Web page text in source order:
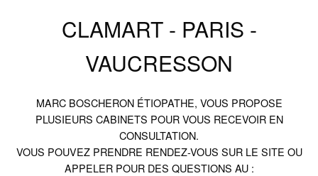
CLAMART - PARIS -
VAUCRESSON
MARC BOSCHERON ÉTIOPATHE, VOUS PROPOSE
PLUSIEURS CABINETS POUR VOUS RECEVOIR EN
CONSULTATION.
VOUS POUVEZ PRENDRE RENDEZ-VOUS SUR LE SITE OU
APPELER POUR DES QUESTIONS AU :